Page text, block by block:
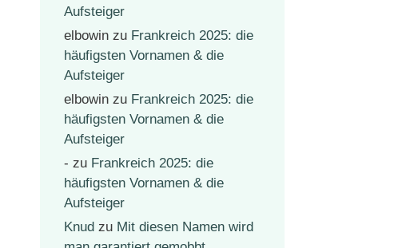
Aufsteiger
elbowin zu Frankreich 2025: die
häufigsten Vornamen & die
Aufsteiger
elbowin zu Frankreich 2025: die
häufigsten Vornamen & die
Aufsteiger
- zu Frankreich 2025: die
häufigsten Vornamen & die
Aufsteiger
Knud zu Mit diesen Namen wird